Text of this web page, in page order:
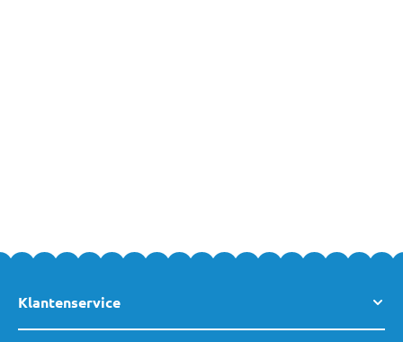
ons opnemen. Daarnaast ben je altijd welkom in een van
onze
Klantenservice